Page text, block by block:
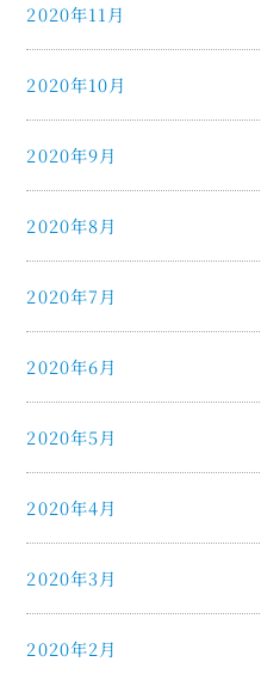
2020年11月
2020年10月
2020年9月
2020年8月
2020年7月
2020年6月
2020年5月
2020年4月
2020年3月
2020年2月